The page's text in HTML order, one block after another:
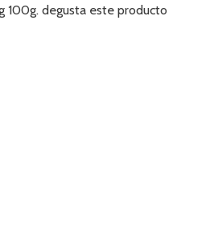
100g. degusta este producto